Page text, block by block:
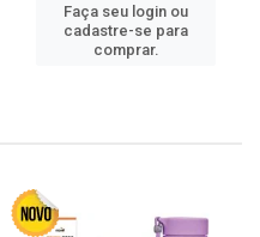
Faça seu login ou
cadastre-se para
comprar.